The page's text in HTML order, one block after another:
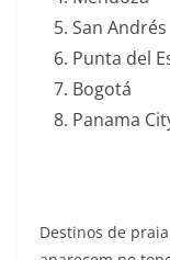
San Andrés
Punta del
Bogotá
Panama
Destinos de